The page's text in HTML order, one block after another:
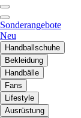
Sonderangebote
Neu
Handballschuhe
Bekleidung
Handbälle
Fans
Lifestyle
Ausrüstung